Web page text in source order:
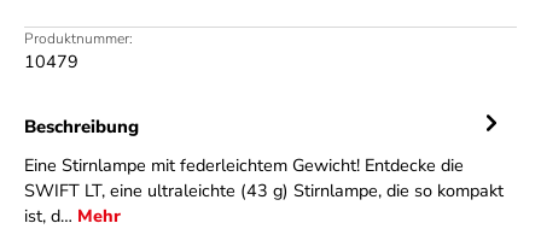
Produktnummer:
10479
Beschreibung
Eine Stirnlampe mit federleichtem Gewicht! Entdecke die
SWIFT LT, eine ultraleichte (43 g) Stirnlampe, die so kompakt
ist, d… Mehr